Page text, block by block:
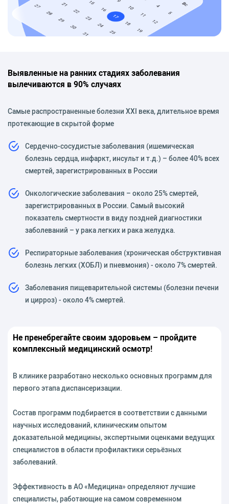
Выявленные на ранних стадиях заболевания
вылечиваются в 90% случаях
Самые распространенные болезни XXI века, длительное время
протекающие в скрытой форме
Сердечно-сосудистые заболевания (ишемическая
болезнь сердца, инфаркт, инсульт и т.д.) – более 40% всех
смертей, зарегистрированных в России
Онкологические заболевания – около 25% смертей,
зарегистрированных в России. Самый высокий
показатель смертности в виду поздней диагностики
заболеваний – у рака легких и рака желудка.
Респираторные заболевания (хроническая обструктивная
болезнь легких (ХОБЛ) и пневмония) - около 7% смертей.
Заболевания пищеварительной системы (болезни печени
и цирроз) - около 4% смертей.
Не пренебрегайте своим здоровьем – пройдите
комплексный медицинский осмотр!
В клинике разработано несколько основных программ для
первого этапа диспансеризации.
Состав программ подбирается в соответствии с данными
научных исследований, клиническим опытом
доказательной медицины, экспертными оценками ведущих
специалистов в области профилактики серьёзных
заболеваний.
Эффективность в АО «Медицина» определяют лучшие
специалисты, работающие на самом современном